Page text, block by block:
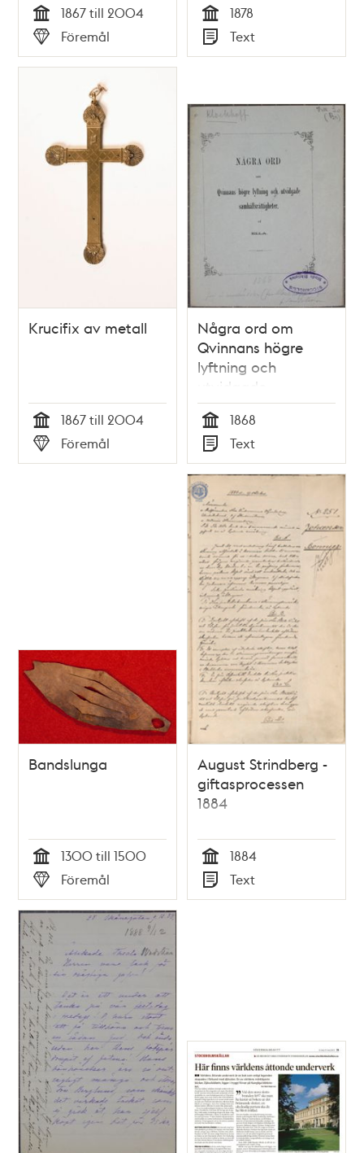
Tid
1867 till 2004
Typ
Föremål Tid
1878
Typ
Text
Krucifix av metall
Tid
1867 till 2004
Typ
Föremål
Några ord om
Qvinnans högre
lyftning och
utvidgade
samhällsrättigheter
af Ella
Tid
1868
Typ
Text
Bandslunga
Tid
1300 till 1500
Typ
Föremål
August Strindberg -
giftasprocessen
1884
Tid
1884
Typ
Text